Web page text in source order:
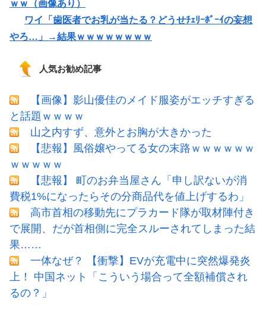
ｗｗ（画像あり）
ワイ「歯医者でお乳が当たる？どうせﾁｪﾘｰﾎﾞｰｲの妄想
やろ…」→結果ｗｗｗｗｗｗｗｗ
人気お勧め記事
【画像】影山優佳のメイド服姿がエッチすぎる
と話題ｗｗｗｗ
山之内すず、意外とお胸が大きかった
【悲報】風俗嬢やってる女の末路ｗｗｗｗｗｗ
ｗｗｗｗｗ
【悲報】 町のお弁当屋さん「申し訳ないが消
費税1%になったらその分商品代を値上げするわ」
高市首相の移動先にプラカード隊が取材陣付き
で展開、だが首相側に完全スルーされてしまった結
果……
一体なぜ？ 【衝撃】EVが充電中に突然爆発炎
上！ 中国ネット「こういう場合って全額補償され
るの？」